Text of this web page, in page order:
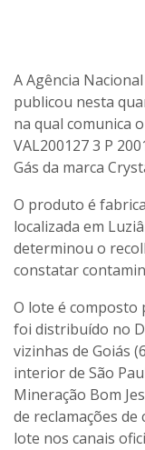
A Agência
publicou nesta
na qual comunica
VAL200127 3 P
Gás da marca
O produto é
localizada em
determinou o
constatar
O lote é composto
foi distribuído no
vizinhas de Goiás
interior de São
Mineração Bom
de reclamações
lote nos canais